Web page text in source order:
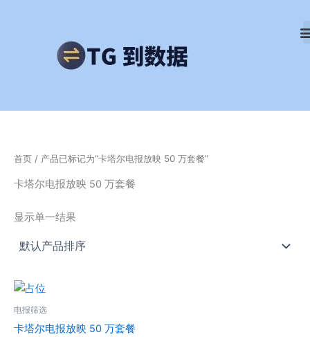
首页 / 产品已标记为“卡塔尔电报放映 50 万套餐”
卡塔尔电报放映 50 万套餐
显示单一结果
电报筛选
卡塔尔电报放映 50 万套餐